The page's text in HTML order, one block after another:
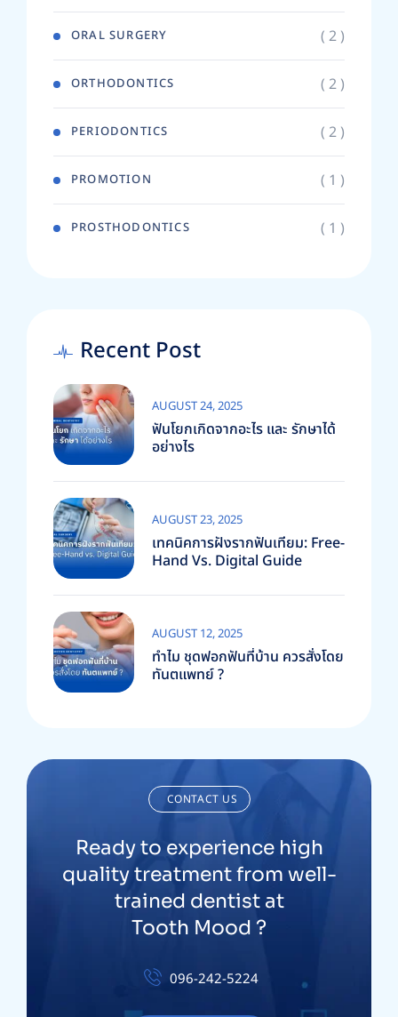
ORAL SURGERY ( 2 )
ORTHODONTICS ( 2 )
PERIODONTICS ( 2 )
PROMOTION ( 1 )
PROSTHODONTICS ( 1 )
Recent Post
ฟันโยกเกิดจากอะไร และ รักษาได้
อย่างไร
AUGUST 24, 2025
เทคนิคการฝังรากฟันเทียม: Free-
Hand Vs. Digital Guide
AUGUST 23, 2025
ทำไม ชุดฟอกฟันที่บ้าน ควรสั่งโดย
ทันตแพทย์ ?
AUGUST 12, 2025
CONTACT US
Ready to experience high
quality treatment from well-
trained dentist at
Tooth Mood ?
096-242-5224